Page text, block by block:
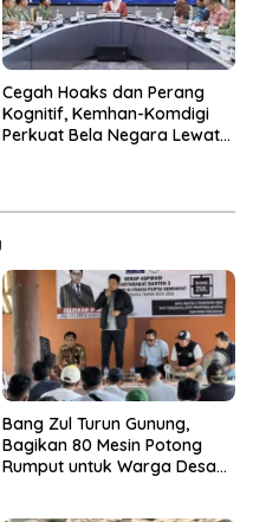
Cegah Hoaks dan Perang
Kognitif, Kemhan-Komdigi
Perkuat Bela Negara Lewat
Bang Zul Turun Gunung,
Bagikan 80 Mesin Potong
Rumput untuk Warga Desa